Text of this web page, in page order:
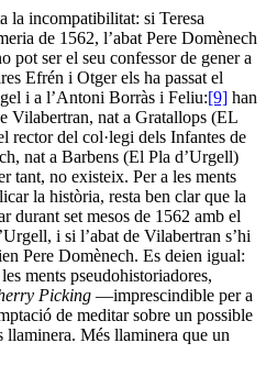
la incompatibilitat: si Teresa
de 1562, l’abat Pere Domènech
pot ser el seu confessor de gener a
Efrén i Otger els ha passat el
i a l’Antoni Borràs i Feliu:[9] han
Vilabertran, nat a Gratallops (EL
rector del col·legi dels Infantes de
nat a Barbens (El Pla d’Urgell)
tant, no existeix. Per a les ments
la història, resta ben clar que la
durant set mesos de 1562 amb el
i si l’abat de Vilabertran s’hi
Pere Domènech. Es deien igual:
ments pseudohistoriadores,
Picking —imprescindible per a
de meditar sobre un possible
llaminera. Més llaminera que un